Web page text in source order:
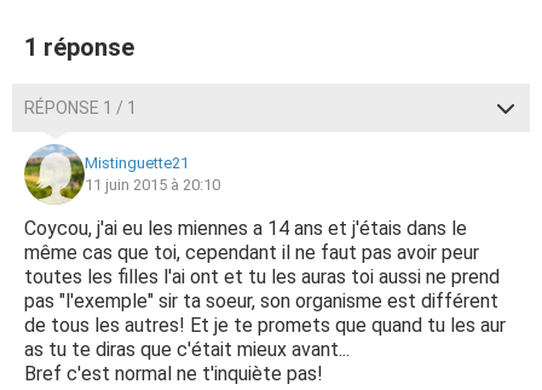
1 réponse
RÉPONSE 1 / 1
Mistinguette21
11 juin 2015 à 20:10
Coycou, j'ai eu les miennes a 14 ans et j'étais dans le
même cas que toi, cependant il ne faut pas avoir peur
toutes les filles l'ai ont et tu les auras toi aussi ne prend
pas "l'exemple" sir ta soeur, son organisme est différent
de tous les autres! Et je te promets que quand tu les aur
as tu te diras que c'était mieux avant...
Bref c'est normal ne t'inquiète pas!